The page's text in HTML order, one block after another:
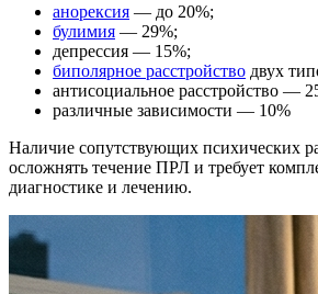
анорексия — до 20%;
булимия — 29%;
депрессия — 15%;
биполярное расстройство двух
антисоциальное расстройство —
различные зависимости — 10%
Наличие сопутствующих психических
осложнять течение ПРЛ и требует
диагностике и лечению.